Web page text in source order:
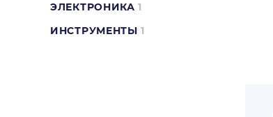
ЭЛЕКТРОНИКА 1
ИНСТРУМЕНТЫ 1